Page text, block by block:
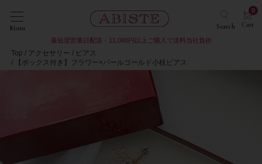
Menu Search Cart
0
最短翌営業日配送・11,000円以上ご購入で送料当社負担
Top アクセサリー
ピアス
【ボックス付き】フラワー×パールゴールド小枝ピアス